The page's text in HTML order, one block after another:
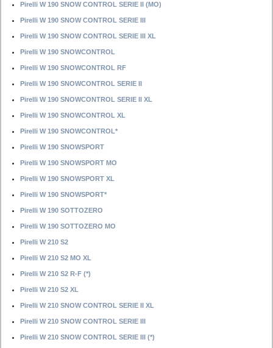
Pirelli W 190 SNOW CONTROL SERIE II (MO)
Pirelli W 190 SNOW CONTROL SERIE III
Pirelli W 190 SNOW CONTROL SERIE III XL
Pirelli W 190 SNOWCONTROL
Pirelli W 190 SNOWCONTROL RF
Pirelli W 190 SNOWCONTROL SERIE II
Pirelli W 190 SNOWCONTROL SERIE II XL
Pirelli W 190 SNOWCONTROL XL
Pirelli W 190 SNOWCONTROL*
Pirelli W 190 SNOWSPORT
Pirelli W 190 SNOWSPORT MO
Pirelli W 190 SNOWSPORT XL
Pirelli W 190 SNOWSPORT*
Pirelli W 190 SOTTOZERO
Pirelli W 190 SOTTOZERO MO
Pirelli W 210 S2
Pirelli W 210 S2 MO XL
Pirelli W 210 S2 R-F (*)
Pirelli W 210 S2 XL
Pirelli W 210 SNOW CONTROL SERIE II XL
Pirelli W 210 SNOW CONTROL SERIE III
Pirelli W 210 SNOW CONTROL SERIE III (*)